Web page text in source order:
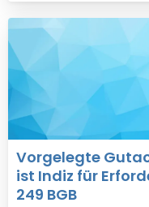
Vorgelegte
ist Indiz für
249 BGB